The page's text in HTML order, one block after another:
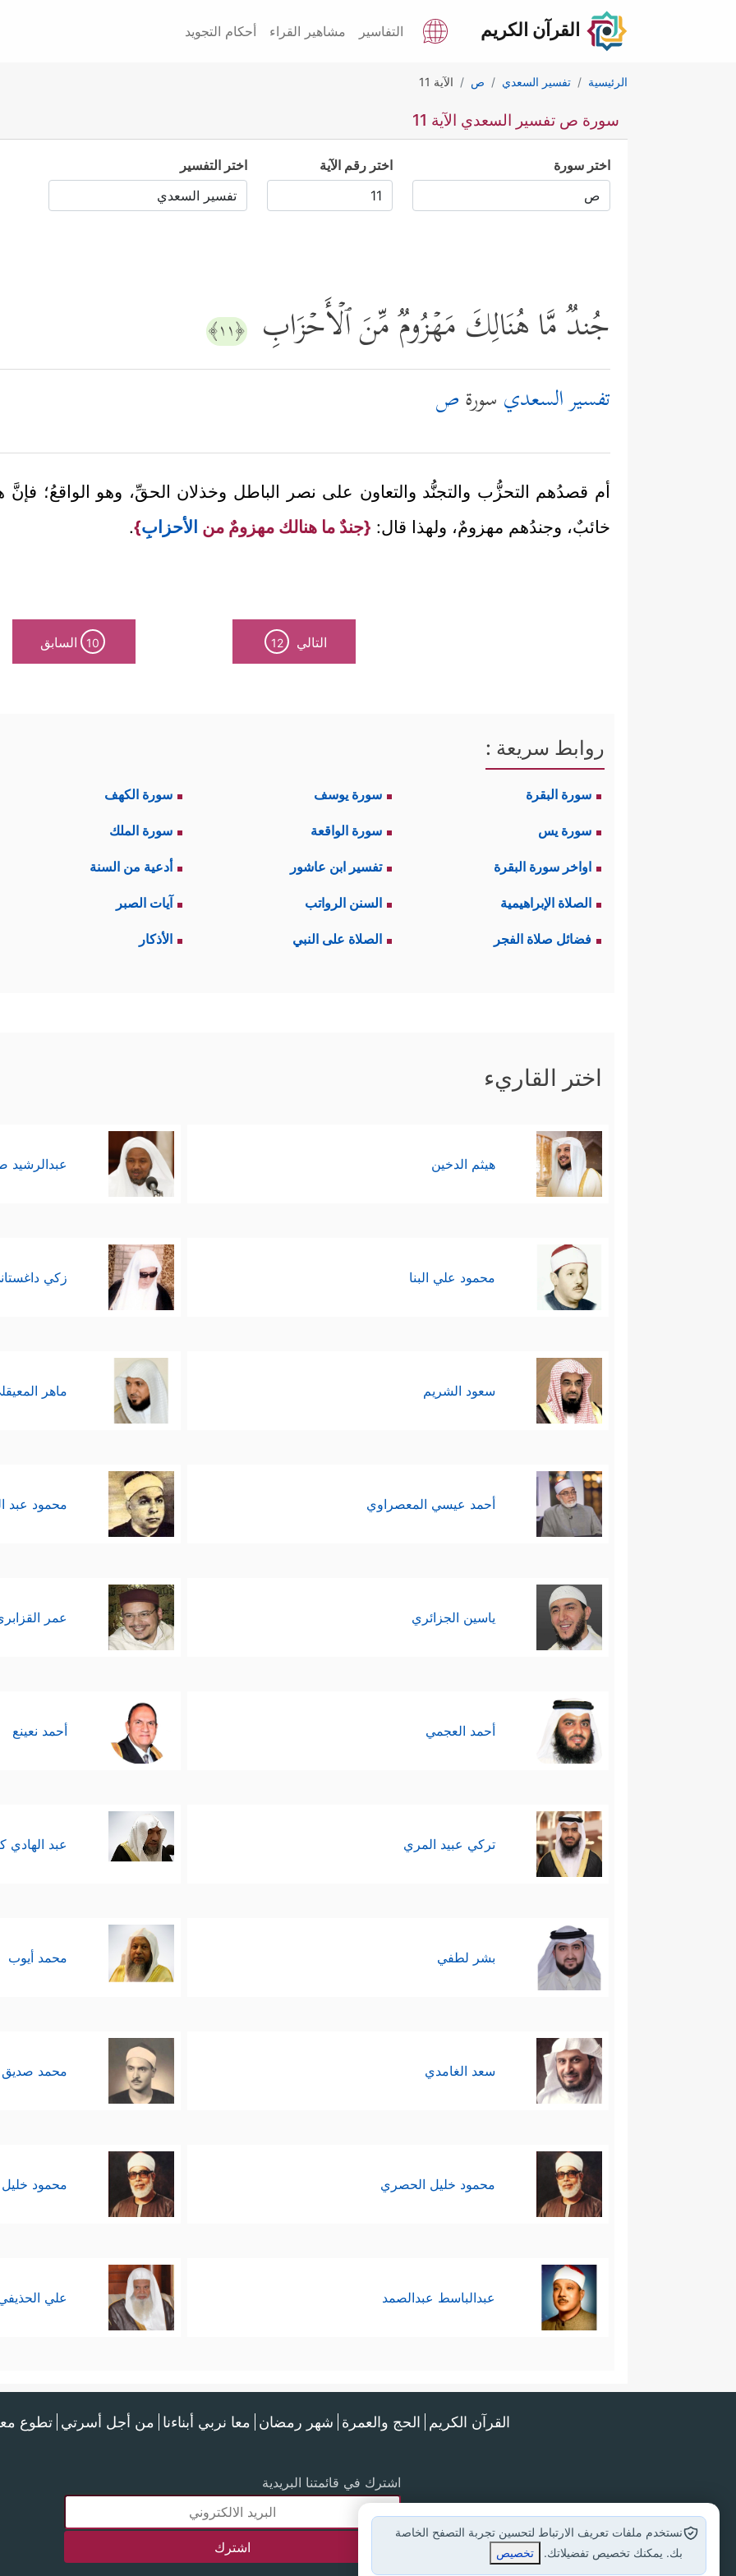
القرآن الكريم التفاسير مشاهير القراء أحكام التجويد
الرئيسية تفسير السعدي ص الآية 11
سورة ص تفسير السعدي الآية 11
اختر سورة اختر رقم الآية اختر التفسير
جُندࣱ مَّا هُنَالِكَ مَهۡزُومࣱ مِّنَ ٱلۡأَحۡزَابِ ﴿١١﴾
تفسير السعدي سورةص
أم قصدُهم التحزُّب والتجنُّد والتعاون على نصر الباطل وخذلان الحقِّ، وهو الواقعُ؛ فإنَّ
خائبٌ، وجندُهم مهزومٌ، ولهذا قال: {جندٌ ما هنالك مهزومٌ من الأحزابِ}.
التالي 12
10 السابق
روابط سريعة :
سورة البقرة سورة يوسف سورة الكهف
سورة يس سورة الواقعة سورة الملك
اواخر سورة البقرة تفسير ابن عاشور أدعية من السنة
الصلاة الإبراهيمية السنن الرواتب آيات الصبر
فضائل صلاة الفجر الصلاة على النبي الأذكار
اختر القاريء
هيثم الدخين عبدالرشيد
محمود علي البنا زكي
سعود الشريم ماهر
أحمد عيسي المعصراوي محمود عبد
ياسين الجزائري عمر
أحمد العجمي أحمد نعينع
تركي عبيد المري عبد الهادي
بشر لطفي محمد أيوب
سعد الغامدي محمد صديق
محمود خليل الحصري محمود
عبدالباسط عبدالصمد علي
القرآن الكريم الحج والعمرة شهر رمضان معا نربي أبناءنا من أجل أسرتي تطوع
اشترك في قائمتنا البريدية
نستخدم ملفات تعريف الارتباط لتحسين تجربة التصفح الخاصة
بك. يمكنك تخصيص تفضيلاتك.
تخصيص